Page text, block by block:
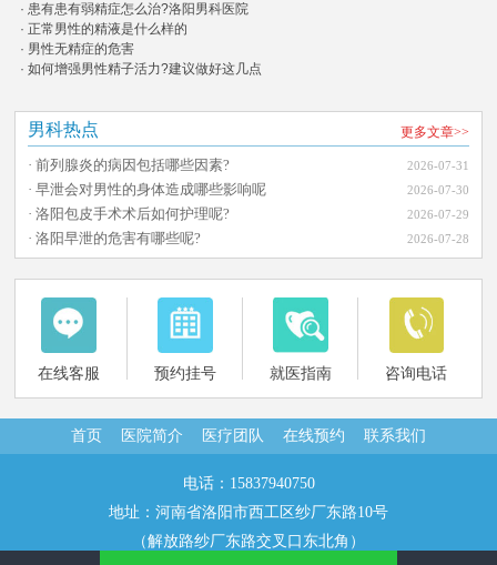
· 患有患有弱精症怎么治?洛阳男科医院
· 正常男性的精液是什么样的
· 男性无精症的危害
· 如何增强男性精子活力?建议做好这几点
男科热点 更多文章>>
· 前列腺炎的病因包括哪些因素? 2026-07-31
· 早泄会对男性的身体造成哪些影响呢 2026-07-30
· 洛阳包皮手术术后如何护理呢? 2026-07-29
· 洛阳早泄的危害有哪些呢? 2026-07-28
在线客服 预约挂号 就医指南 咨询电话
首页 医院简介 医疗团队 在线预约 联系我们
电话：15837940750
地址：河南省洛阳市西工区纱厂东路10号
（解放路纱厂东路交叉口东北角）